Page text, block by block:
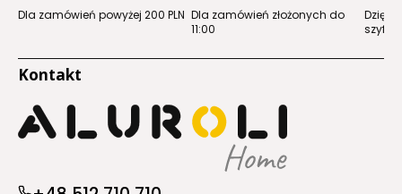
Dla zamówień powyżej 200 PLN Dla zamówień złożonych do
11:00
Dzięki
Kontakt